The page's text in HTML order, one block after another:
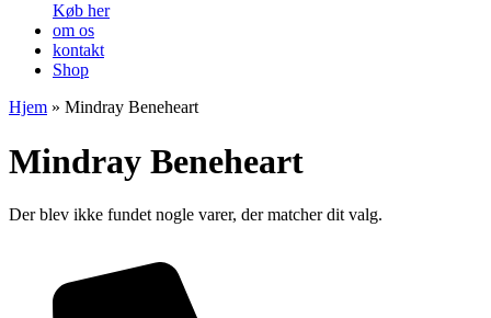
Køb her
om os
kontakt
Shop
Hjem » Mindray Beneheart
Mindray Beneheart
Der blev ikke fundet nogle varer, der matcher dit valg.